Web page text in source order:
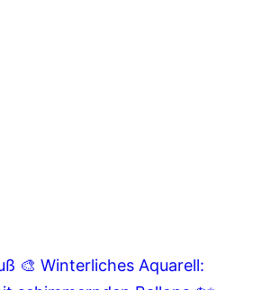
🎨 Winterliches Aquarell: